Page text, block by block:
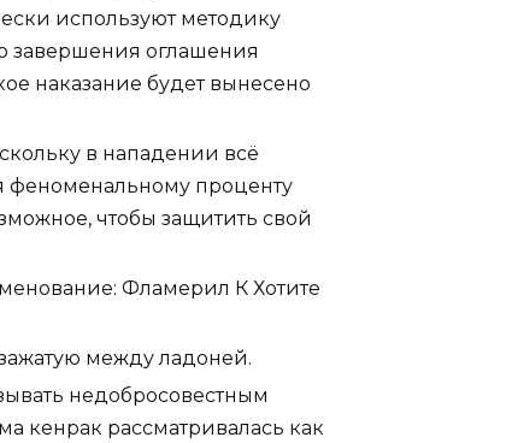
используют методику
завершения оглашения
наказание будет вынесено
в нападении всё
феноменальному проценту
чтобы защитить свой
Фламерил К Хотите
между ладоней.
недобросовестным
кенрак рассматривалась как